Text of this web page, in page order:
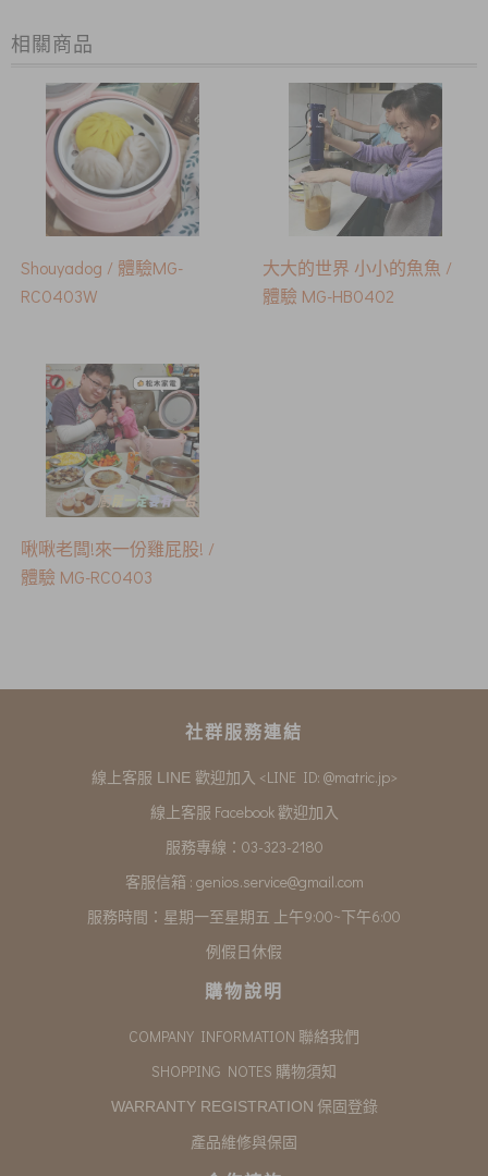
相關商品
Shouyadog / 體驗MG-
RC0403W
大大的世界 小小的魚魚 /
體驗 MG-HB0402
啾啾老闆!來一份雞屁股! /
體驗 MG-RC0403
社群服務連結
線上客服 LINE 歡迎加入 <LINE ID: @matric.jp>
線上客服 Facebook 歡迎加入
服務專線：03-323-2180
客服信箱 : genios.service@gmail.com
服務時間：星期一至星期五 上午9:00~下午6:00
例假日休假
購物說明
COMPANY INFORMATION 聯絡我們
SHOPPING NOTES 購物須知
WARRANTY REGISTRATION 保固登錄
產品維修與保固